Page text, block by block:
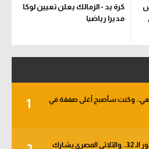
كرة يد - الزمالك يعلن تعيين لوكا
مديرا رياضيا
1
معي.. وكنت سأصبح أغلى صفقة في
خبر في الجول - الأهلي يبدأ من دور الـ 32.. والثلاثي المصري يشارك